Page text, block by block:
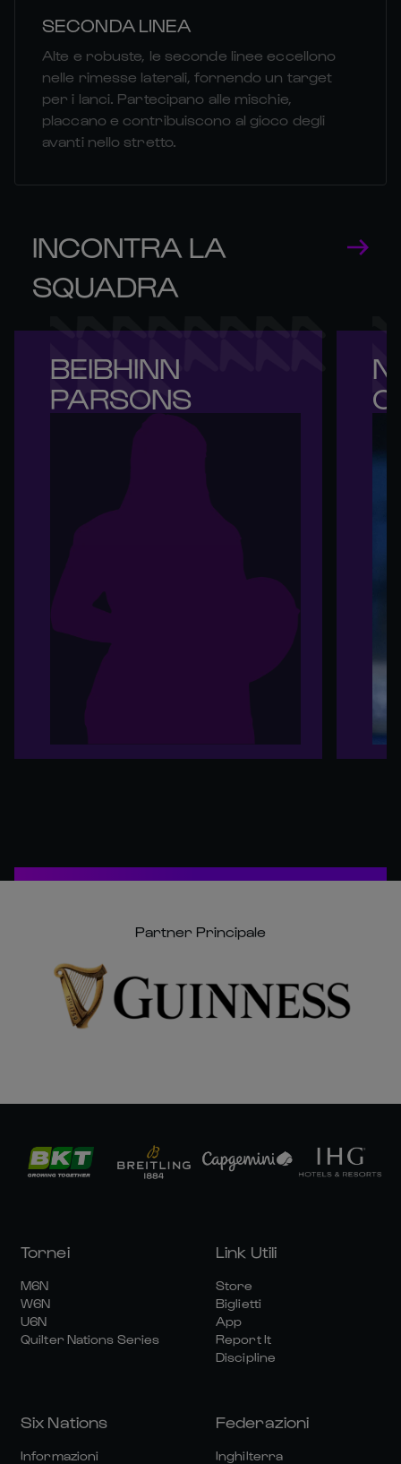
SECONDA LINEA
Alte e robuste, le seconde linee eccellono
nelle rimesse laterali, fornendo un target
per i lanci. Partecipano alle mischie,
placcano e contribuiscono al gioco degli
avanti nello stretto.
INCONTRA LA
SQUADRA
BEIBHINN
PARSONS
Partner Principale
Tornei
M6N
W6N
U6N
Quilter Nations Series
Link Utili
Store
Biglietti
App
Report It
Discipline
Six Nations
Informazioni
Federazioni
Inghilterra